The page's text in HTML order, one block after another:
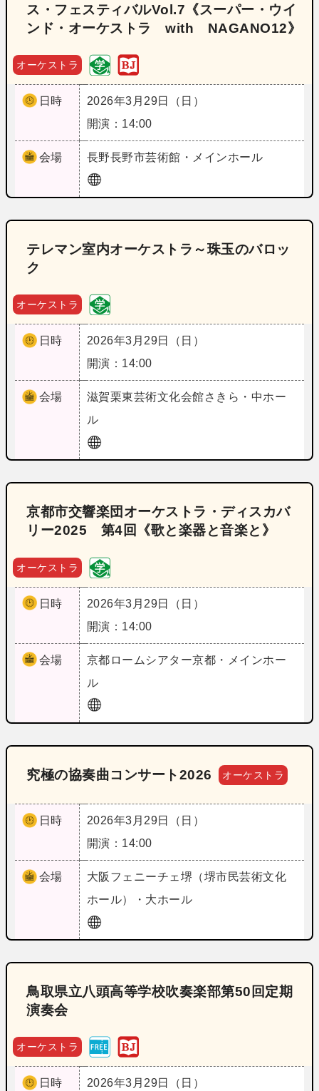
ス・フェスティバルVol.7《スーパー・ウイ
ンド・オーケストラ with NAGANO12》
オーケストラ
日時
2026年3月29日（日）
開演：14:00
会場 長野長野市芸術館・メインホール
テレマン室内オーケストラ～珠玉のバロッ
ク
オーケストラ
日時
2026年3月29日（日）
開演：14:00
会場 滋賀栗東芸術文化会館さきら・中ホー
ル
京都市交響楽団オーケストラ・ディスカバ
リー2025 第4回《歌と楽器と音楽と》
オーケストラ
日時
2026年3月29日（日）
開演：14:00
会場 京都 ロームシアター京都・メインホー
ル
究極の協奏曲コンサート2026 オーケストラ
日時
2026年3月29日（日）
開演：14:00
会場 大阪 フェニーチェ堺（堺市民芸術文化
ホール）・大ホール
鳥取県立八頭高等学校吹奏楽部第50回定期
演奏会
オーケストラ
日時
2026年3月29日（日）